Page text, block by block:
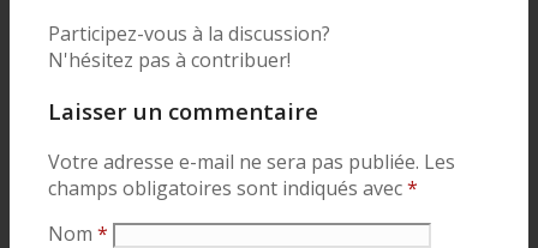
Participez-vous à la discussion?
N'hésitez pas à contribuer!
Laisser un commentaire
Votre adresse e-mail ne sera pas publiée. Les
champs obligatoires sont indiqués avec*
Nom*